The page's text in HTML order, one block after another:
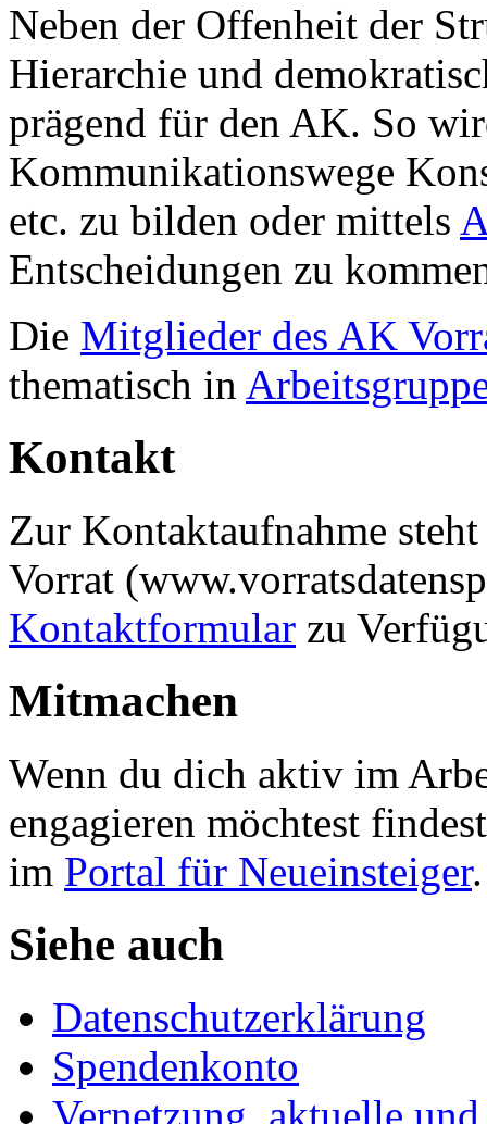
Neben der Offenheit der
Hierarchie und
prägend für den AK. So
Kommunikationswege
etc. zu bilden oder mittels
Entscheidungen zu
Die Mitglieder des AK
thematisch in
Kontakt
Zur Kontaktaufnahme
Vorrat
Kontaktformular zu
Mitmachen
Wenn du dich aktiv im
engagieren möchtest
im Portal für Neueinsteiger.
Siehe auch
Datenschutzerklärung
Spendenkonto
Vernetzung aktuelle